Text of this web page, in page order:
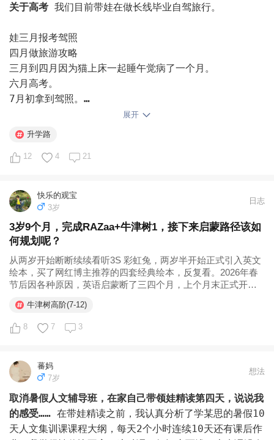
一次，结果不好，之后再也不努力了。因为如果他努力了还
失败，结论是“我能力不行”，太伤自尊；但如果他不努力
而失败，他可以说“我只是没努力而已”——自尊保住了。
很多看起来“摆烂”的孩子，其实比谁都在意成绩，比谁都
和行为变化、尝试用不同方式跟孩子对话、分层向老师了解
情况、从同伴那里侧面了解、把行为变化放在时间线上看、
同时回看自己的反应模式。
但不管卡在哪一层，最后都要回到同一个地方——亲子关
系。
不会学的孩子，深层需求是“我需要被教，不是被骂”——对
我有关”——对应自主感。不敢学的孩子，需要“一个安全的
这三个需求，没有一个是靠“方法”本身能给的。如果关系
是堵着的，你讲道理他听不见，你定规矩他不遵守——不是
方法不对，是通道没开。
内驱力不是培养出来的，是在安全的关系里长出来的。
关于高考 我们目前带娃在做长线毕业自驾旅行。
娃三月报考驾照
四月做旅游攻略
三月到四月因为猫上床一起睡午觉病了一个月。
六月高考。
7月初拿到驾照。
娃做了长线旅游规划，行程和酒店都订好了，七月底要出
全家人都没觉得高考是个很重要的事情，反倒担心驾照如果
高考的时候听说题目很难，我有点高兴，因为题目越难，娃
排位会越前。结果听说语文英语改分很松，最后出来的结果
是数学她还好，语文英语平时比她差很多的同学都跟她同分
知道没什么用，还是申请了查分，最后当然还是维持了原来
的分数。
少，所以我们很快就填好确认了，最后被本科第18个志愿
录取了。
高考总结：
1.思维太灵活不利于高考，想要高分，学校不错的情况
是有套路的。
2.写字一定要好。
展开
升学路
12 4 21
快乐的观宝
3岁
日志
3岁9个月，完成RAZaa+牛津树1，接下来启蒙路径该如
何规划呢？
从两岁开始断断续续看听3S 彩虹兔，两岁半开始正式引入英文
绘本，买了网红博主推荐的四套经典绘本，反复看。2026年春
节后因各种原因，英语启蒙断了三四个月，上个月末正式开始
牛津树高阶(7-12)
8 7 3
蕃妈
7岁
想法
取消暑假人文辅导班，在家自己带领娃精读第四天，说说我
的感受…… 在带娃精读之前，我认真分析了学某思的暑假10
天人文集训课课程大纲，每天2个小时连续10天还有课后作